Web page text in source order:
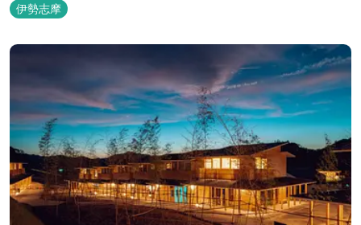
面したみなと町。相差の海は、おいしい海産物、海女さん、美しい
伊勢志摩